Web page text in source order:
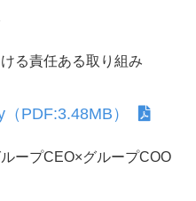
る責任ある取り組み
PDF:3.48MB）
ープCEO×グループCOO